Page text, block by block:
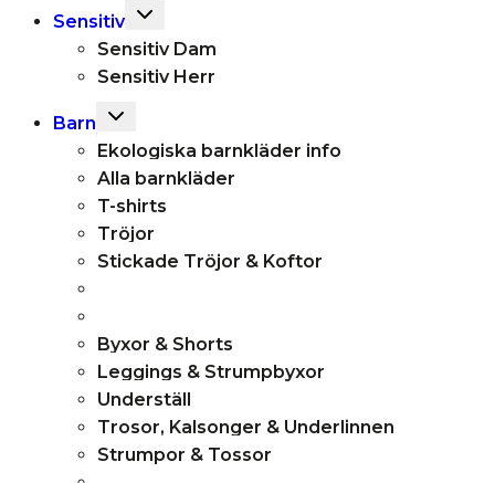
Sensitiv Toggle
child
menu
Sensitiv Dam
Sensitiv Herr
Barn
Toggle
menu
Ekologiska barnkläder info
Alla barnkläder
T-shirts
Tröjor
Stickade Tröjor & Koftor
Byxor & Shorts
Leggings & Strumpbyxor
Underställ
Trosor, Kalsonger & Underlinnen
Strumpor & Tossor